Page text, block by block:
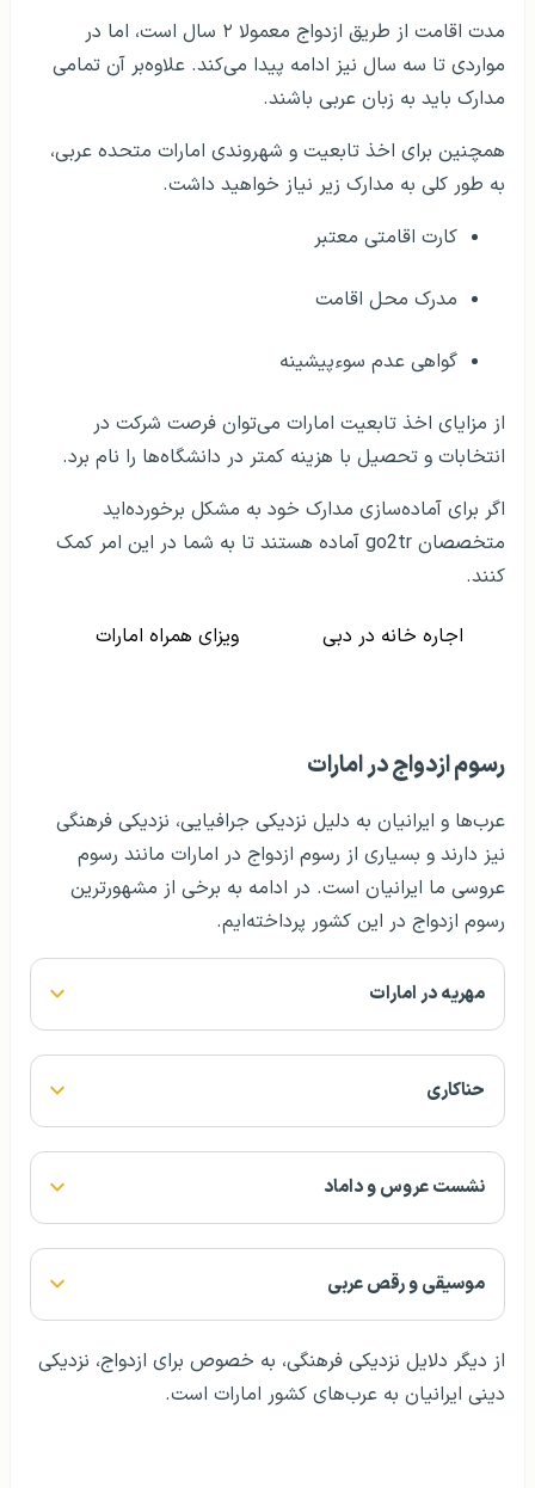
مدت اقامت از طریق ازدواج معمولا ۲ سال است، اما در
مواردی تا سه سال نیز ادامه پیدا می‌کند. علاوه‌بر آن تمامی
مدارک باید به زبان عربی باشند.
همچنین برای اخذ تابعیت و شهروندی امارات متحده عربی،
به طور کلی به مدارک زیر نیاز خواهید داشت.
کارت اقامتی معتبر
مدرک محل اقامت
گواهی عدم سوءپیشینه
از مزایای اخذ تابعیت امارات می‌توان فرصت شرکت در
انتخابات و تحصیل با هزینه کمتر در دانشگاه‌ها را نام برد.
اگر برای آماده‌سازی مدارک خود به مشکل برخورده‌اید
متخصصان go2tr آماده هستند تا به شما در این امر کمک
کنند.
اجاره خانه در دبی ویزای همراه امارات
رسوم ازدواج در امارات
عرب‌ها و ایرانیان به دلیل نزدیکی جرافیایی، نزدیکی فرهنگی
نیز دارند و بسیاری از رسوم ازدواج در امارات مانند رسوم
عروسی ما ایرانیان است. در ادامه به برخی از مشهورترین
رسوم ازدواج در این کشور پرداخته‌ایم.
مهریه در امارات
حناکاری
نشست عروس و داماد
موسیقی و رقص عربی
از دیگر دلایل نزدیکی فرهنگی، به خصوص برای ازدواج، نزدیکی
دینی ایرانیان به عرب‌های کشور امارات است.